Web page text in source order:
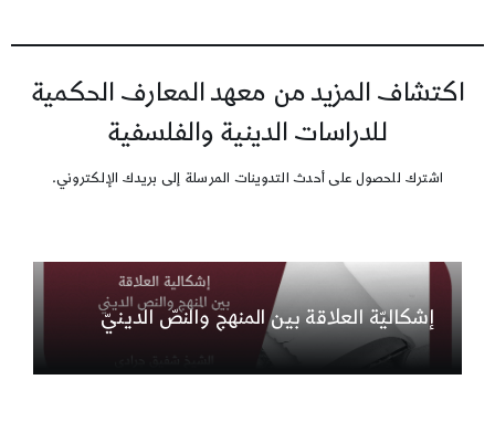
اكتشاف المزيد من معهد المعارف الحكمية
للدراسات الدينية والفلسفية
اشترك للحصول على أحدث التدوينات المرسلة إلى بريدك الإلكتروني.
إشكاليّة العلاقة بين المنهج والنصّ الدينيّ